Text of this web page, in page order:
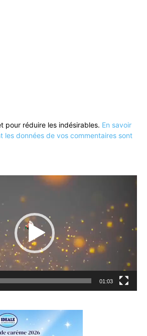
pour réduire les indésirables. En savoir
les données de vos commentaires sont
01:03